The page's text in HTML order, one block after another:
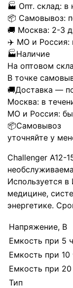
🏭 Опт. склад: в
📦 Самовывоз:
🚚 Москва: 2-3
✈️ МО и Россия:
🏭Наличие
На оптовом
В точке
🚚Доставка —
Москва: в
МО и Россия:
📦Самовывоз
уточняйте у
Challenger A12-
Используется
медицине,
энергетике.
Напряжение, В
Емкость при 5
Емкость при 10
Емкость при 20
Тип